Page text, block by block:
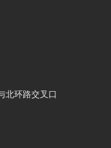
北环路交叉口